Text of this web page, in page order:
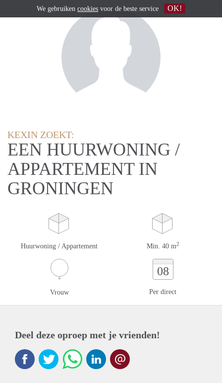
KEXIN ZOEKT:
EEN HUURWONING /
APPARTEMENT IN
GRONINGEN
Huurwoning / Appartement Min. 40 m2
Vrouw
08
Per direct
Deel deze oproep met je vrienden!
We gebruiken cookies voor de beste service OK!